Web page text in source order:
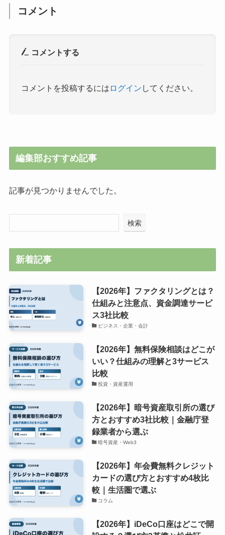
コメント
コメントする
コメントを投稿するには ログイン してください。
編集部おすすめ記事
記事が見つかりませんでした。
検索
新着記事
【2026年】ファクタリングとは？
仕組みと注意点、資金調達サービ
ス3社比較
ビジネス・企業・会計
【2026年】無料保険相談はどこが
いい？仕組みの理解と3サービス
比較
投資・資産運用
【2026年】暗号資産取引所の選び
方とおすすめ3社比較｜金融庁登
録業者から選ぶ
暗号資産・Web3
【2026年】年会費無料クレジット
カードの選び方とおすすめ4枚比
較｜生活圏で選ぶ
コラム
【2026年】iDeCo口座はどこで開